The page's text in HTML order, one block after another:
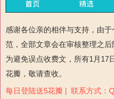
感谢各位亲的相伴与支持，由
范，全部文章会在审核整理之后
为避免误点收费文，所有1月17
花瓣，敬请查收。
每日登陆送5花瓣 | 联系方式：